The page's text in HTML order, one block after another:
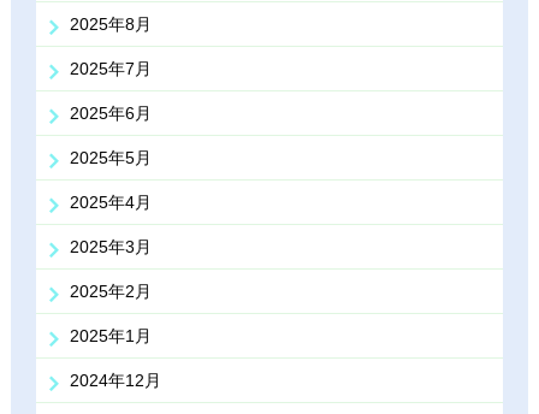
2025年8月
2025年7月
2025年6月
2025年5月
2025年4月
2025年3月
2025年2月
2025年1月
2024年12月